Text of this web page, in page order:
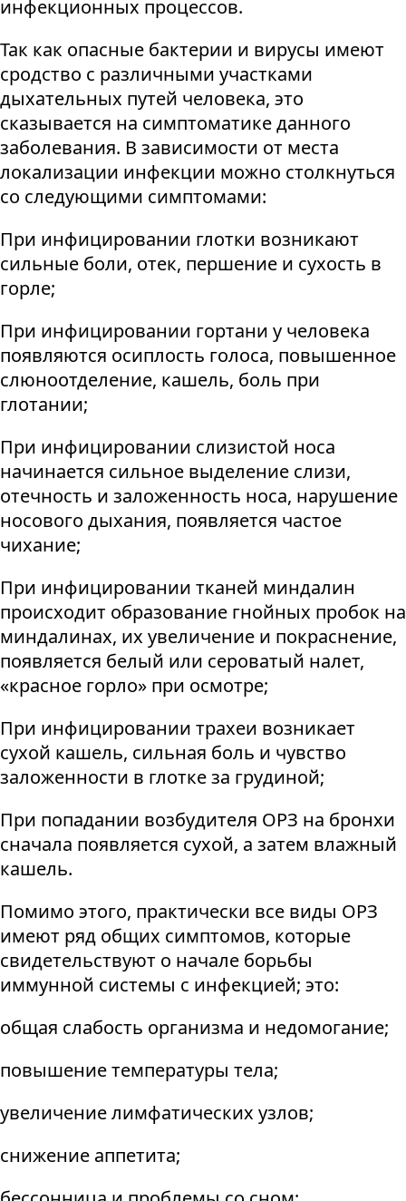
инфекционных процессов.
Так как опасные бактерии и вирусы имеют
сродство с различными участками
дыхательных путей человека, это
сказывается на симптоматике данного
заболевания. В зависимости от места
локализации инфекции можно столкнуться
со следующими симптомами:
При инфицировании глотки возникают
сильные боли, отек, першение и сухость в
горле;
При инфицировании гортани у человека
появляются осиплость голоса, повышенное
слюноотделение, кашель, боль при
глотании;
При инфицировании слизистой носа
начинается сильное выделение слизи,
отечность и заложенность носа, нарушение
носового дыхания, появляется частое
чихание;
При инфицировании тканей миндалин
происходит образование гнойных пробок на
миндалинах, их увеличение и покраснение,
появляется белый или сероватый налет,
«красное горло» при осмотре;
При инфицировании трахеи возникает
сухой кашель, сильная боль и чувство
заложенности в глотке за грудиной;
При попадании возбудителя ОРЗ на бронхи
сначала появляется сухой, а затем влажный
кашель.
Помимо этого, практически все виды ОРЗ
имеют ряд общих симптомов, которые
свидетельствуют о начале борьбы
иммунной системы с инфекцией; это:
общая слабость организма и недомогание;
повышение температуры тела;
увеличение лимфатических узлов;
снижение аппетита;